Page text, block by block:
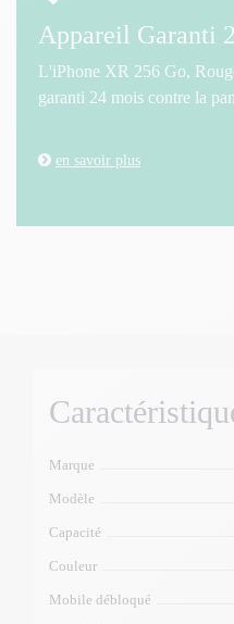
Appareil Garanti
L'iPhone XR 256 Go,
garanti 24 mois contre la
en savoir plus
Marque
Modèle
Capacité
Couleur
Mobile débloqué